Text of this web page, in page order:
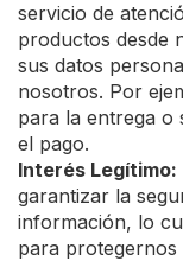
servicio de
productos desde
sus datos
nosotros. Por
para la entrega o
el pago.
Interés Legítimo:
garantizar la
información, lo
para